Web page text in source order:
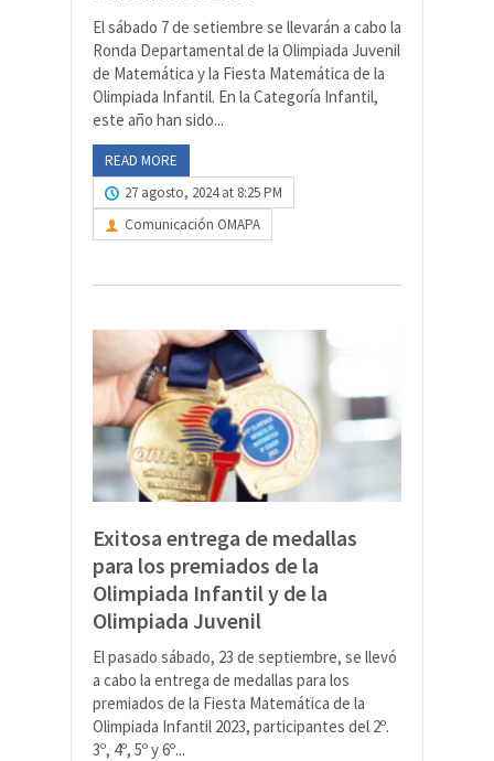
El sábado 7 de setiembre se llevarán a cabo la
Ronda Departamental de la Olimpiada Juvenil
de Matemática y la Fiesta Matemática de la
Olimpiada Infantil. En la Categoría Infantil,
este año han sido...
READ MORE
27 agosto, 2024 at 8:25 PM
Comunicación OMAPA
Exitosa entrega de medallas
para los premiados de la
Olimpiada Infantil y de la
Olimpiada Juvenil
El pasado sábado, 23 de septiembre, se llevó
a cabo la entrega de medallas para los
premiados de la Fiesta Matemática de la
Olimpiada Infantil 2023, participantes del 2º.
3º, 4º, 5º y 6º...